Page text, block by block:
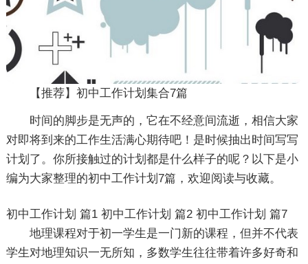
【推荐】初中工作计划集合7篇
时间的脚步是无声的，它在不经意间流逝，相信大家
对即将到来的工作生活满心期待吧！是时候抽出时间写写
计划了。你所接触过的计划都是什么样子的呢？以下是小
编为大家整理的初中工作计划7篇，欢迎阅读与收藏。
初中工作计划 篇1
地理课程对于初一学生是一门新的课程，但并不代表
学生对地理知识一无所知，多数学生往往带着许多好奇和
初中工作计划 篇2 初中工作计划 篇7